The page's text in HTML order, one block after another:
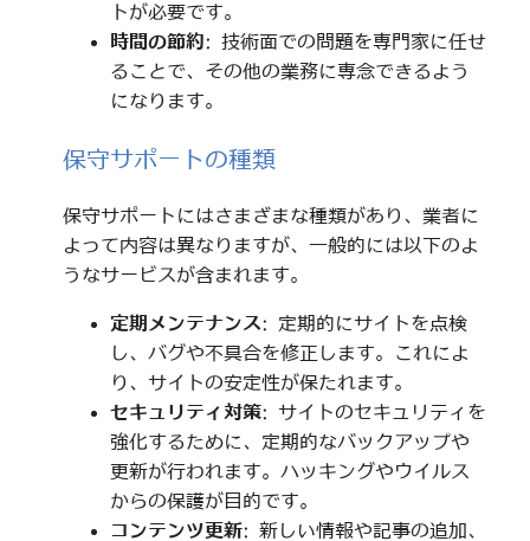
トが必要です。
時間の節約: 技術面での問題を専門家に任せ
ることで、その他の業務に専念できるよう
になります。
保守サポートの種類
保守サポートにはさまざまな種類があり、業者に
よって内容は異なりますが、一般的には以下のよ
うなサービスが含まれます。
定期メンテナンス: 定期的にサイトを点検
し、バグや不具合を修正します。これによ
り、サイトの安定性が保たれます。
セキュリティ対策: サイトのセキュリティを
強化するために、定期的なバックアップや
更新が行われます。ハッキングやウイルス
からの保護が目的です。
コンテンツ更新: 新しい情報や記事の追加、